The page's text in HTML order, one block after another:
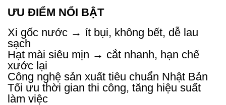
ƯU ĐIỂM NỔI BẬT
Xi gốc nước → ít bụi, không bết, dễ lau
sạch
Hạt mài siêu mịn → cắt nhanh, hạn chế
xước lại
Công nghệ sản xuất tiêu chuẩn Nhật Bản
Tối ưu thời gian thi công, tăng hiệu suất
làm việc